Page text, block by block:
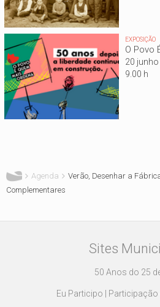
EXPOSIÇÃO
O Povo
20
9.00 h
Agenda
Verão, Desenhar a
Complementares
Sites
50 Anos do 25
Eu Participo |